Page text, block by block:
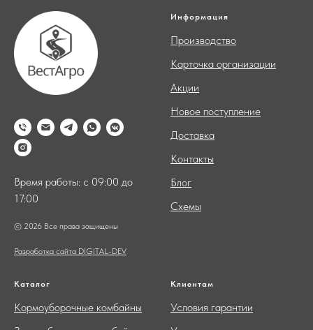
Время работы: с 09:00 до
17:00
© 2026 Все права защищены
Разработка сайта DIGITAL-DEV
Информация
Производство
Карточка организации
Акции
Новое поступление
Доставка
Контакты
Блог
Схемы
Каталог
Кормоуборочные комбайны
Клиентам
Условия гарантии